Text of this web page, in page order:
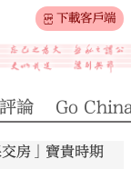
下載客戶端
評論 Go
房」寶貴時期